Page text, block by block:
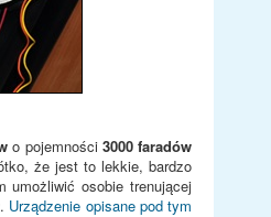
o pojemności 3000 faradów
że jest to lekkie, bardzo
umożliwić osobie trenującej
. Urządzenie opisane pod tym